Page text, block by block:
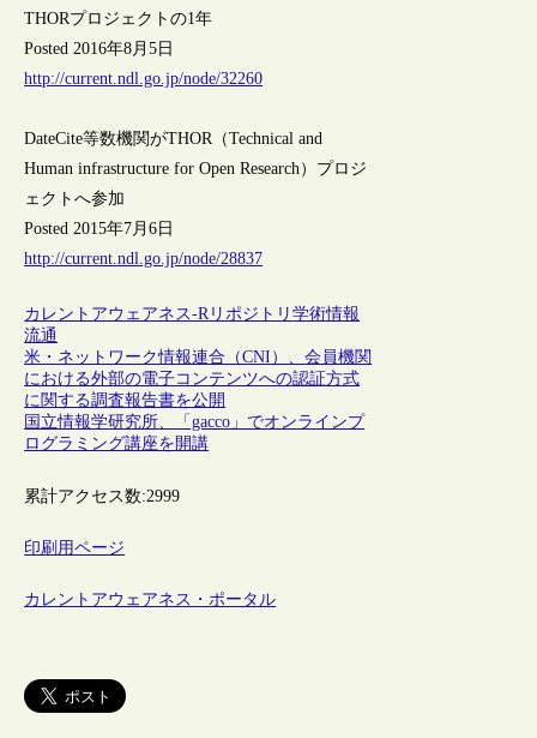
THORプロジェクトの1年
Posted 2016年8月5日
http://current.ndl.go.jp/node/32260
DateCite等数機関がTHOR（Technical and
Human infrastructure for Open Research）プロジ
ェクトへ参加
Posted 2015年7月6日
http://current.ndl.go.jp/node/28837
カレントアウェアネス-Rリポジトリ学術情報
流通
米・ネットワーク情報連合（CNI）、会員機関
における外部の電子コンテンツへの認証方式
に関する調査報告書を公開
国立情報学研究所、「gacco」でオンラインプ
ログラミング講座を開講
累計アクセス数:2999
印刷用ページ
カレントアウェアネス・ポータル